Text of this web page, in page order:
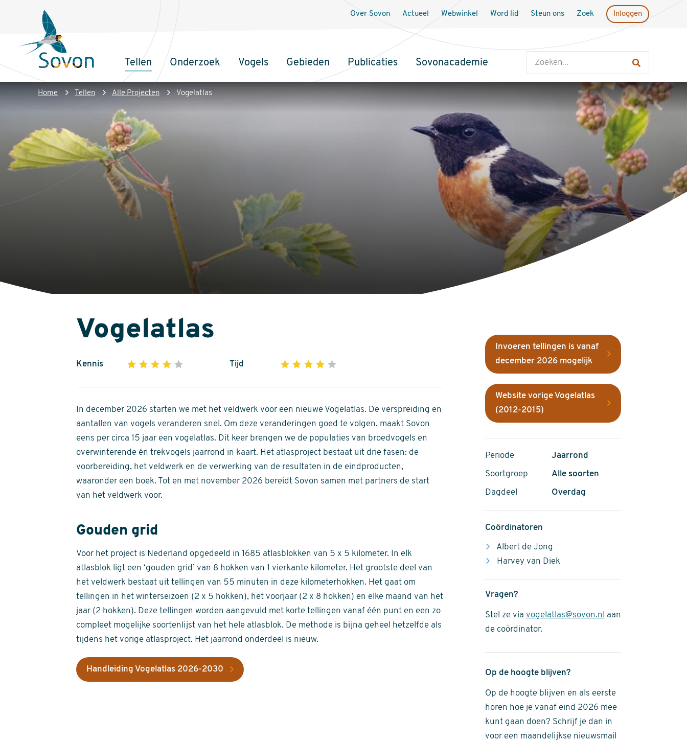
inhoud
Sovon
Homepage
Hoofdnavigatie
Tellen Onderzoek Vogels Gebieden Publicaties Sovonacademie
Over Sovon Actueel Webwinkel Word lid Steun ons Zoek Inloggen
Kruimelpad
Home Tellen Alle Projecten Vogelatlas
Vogelatlas
Kennis 1 2 3 4
of
5
stars
Tijd 1 2 3 4
of
5
stars
In december 2026 starten we met het veldwerk voor een nieuwe Vogelatlas. De verspreiding en
aantallen van vogels veranderen snel. Om deze veranderingen goed te volgen, maakt Sovon
eens per circa 15 jaar een vogelatlas. Dit keer brengen we de populaties van broedvogels en
overwinterende én trekvogels jaarrond in kaart. Het atlasproject bestaat uit drie fasen: de
voorbereiding, het veldwerk en de verwerking van de resultaten in de eindproducten,
waaronder een boek. Tot en met november 2026 bereidt Sovon samen met partners de start
van het veldwerk voor.
Gouden grid
Voor het project is Nederland opgedeeld in 1685 atlasblokken van 5 x 5 kilometer. In elk
atlasblok ligt een ‘gouden grid’ van 8 hokken van 1 vierkante kilometer. Het grootste deel van
het veldwerk bestaat uit tellingen van 55 minuten in deze kilometerhokken. Het gaat om
tellingen in het winterseizoen (2 x 5 hokken), het voorjaar (2 x 8 hokken) en elke maand van het
jaar (2 hokken). Deze tellingen worden aangevuld met korte tellingen vanaf één punt en een zo
compleet mogelijke soortenlijst van het hele atlasblok. De methode is bijna geheel hetzelfde als
tijdens het vorige atlasproject. Het jaarrond onderdeel is nieuw.
Handleiding Vogelatlas 2026-2030
Invoeren tellingen is vanaf
december 2026 mogelijk
Website vorige Vogelatlas
(2012-2015)
Periode Jaarrond
Soortgroep Alle soorten
Dagdeel Overdag
Coördinatoren
Albert de Jong
Harvey van Diek
Vragen?
Stel ze via vogelatlas@sovon.nl
aan
de coördinator.
Op de hoogte blijven?
Op de hoogte blijven en als eerste
horen hoe je vanaf eind 2026 mee
kunt gaan doen? Schrijf je dan in
voor een maandelijkse nieuwsmail